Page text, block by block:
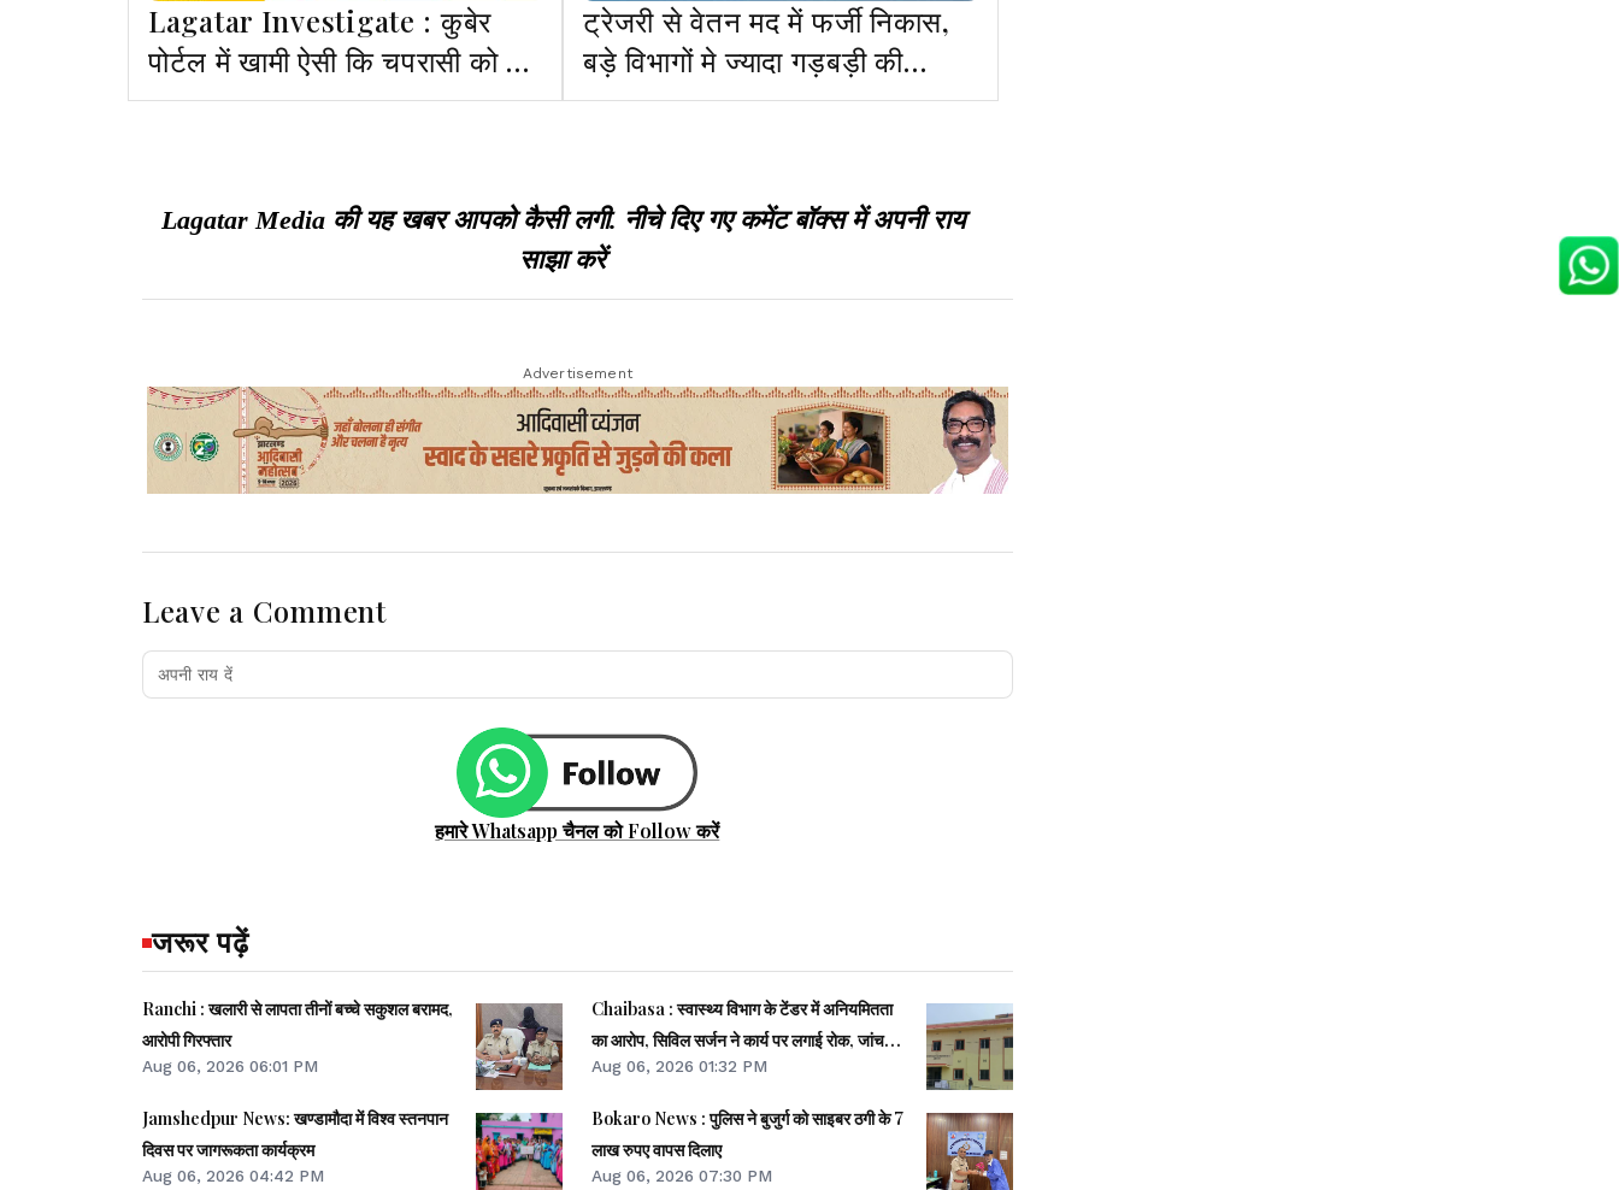
Lagatar Investigate : कुबेर
पोर्टल में खामी ऐसी कि चपरासी को दे
सकते हैं मुख्य सचिव से ज्यादा वेतन
ट्रेजरी से वेतन मद में फर्जी निकास,
बड़े विभागों मे ज्यादा गड़बड़ी की
आशंका
Lagatar Media की यह खबर आपको कैसी लगी. नीचे दिए गए कमेंट बॉक्स में अपनी राय
साझा करें
Advertisement
Leave a Comment
हमारे Whatsapp चैनल को Follow करें
जरूर पढ़ें
Ranchi : खलारी से लापता तीनों बच्चे सकुशल बरामद,
आरोपी गिरफ्तार
Aug 06, 2026 06:01 PM
Jamshedpur News: खण्डामौदा में विश्व स्तनपान
दिवस पर जागरूकता कार्यक्रम
Aug 06, 2026 04:42 PM
Chaibasa : स्वास्थ्य विभाग के टेंडर में अनियमितता
का आरोप, सिविल सर्जन ने कार्य पर लगाई रोक, जांच
शुरू
Aug 06, 2026 01:32 PM
Bokaro News : पुलिस ने बुजुर्ग को साइबर ठगी के 7
लाख रुपए वापस दिलाए
Aug 06, 2026 07:30 PM